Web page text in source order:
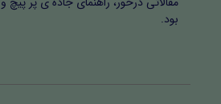
بود.